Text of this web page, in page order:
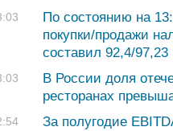
По состоянию на
покупки/продажи
составил 92,4/97,23
В России доля
ресторанах
За полугодие